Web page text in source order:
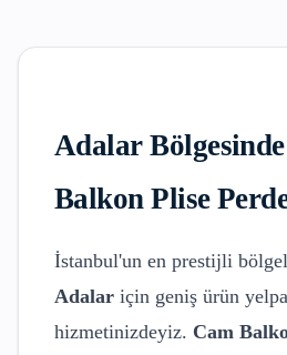
AdalarBölgesinde
Balkon Plise
İstanbul'un en prestijli
Adalar için geniş ürün
hizmetinizdeyiz. Cam